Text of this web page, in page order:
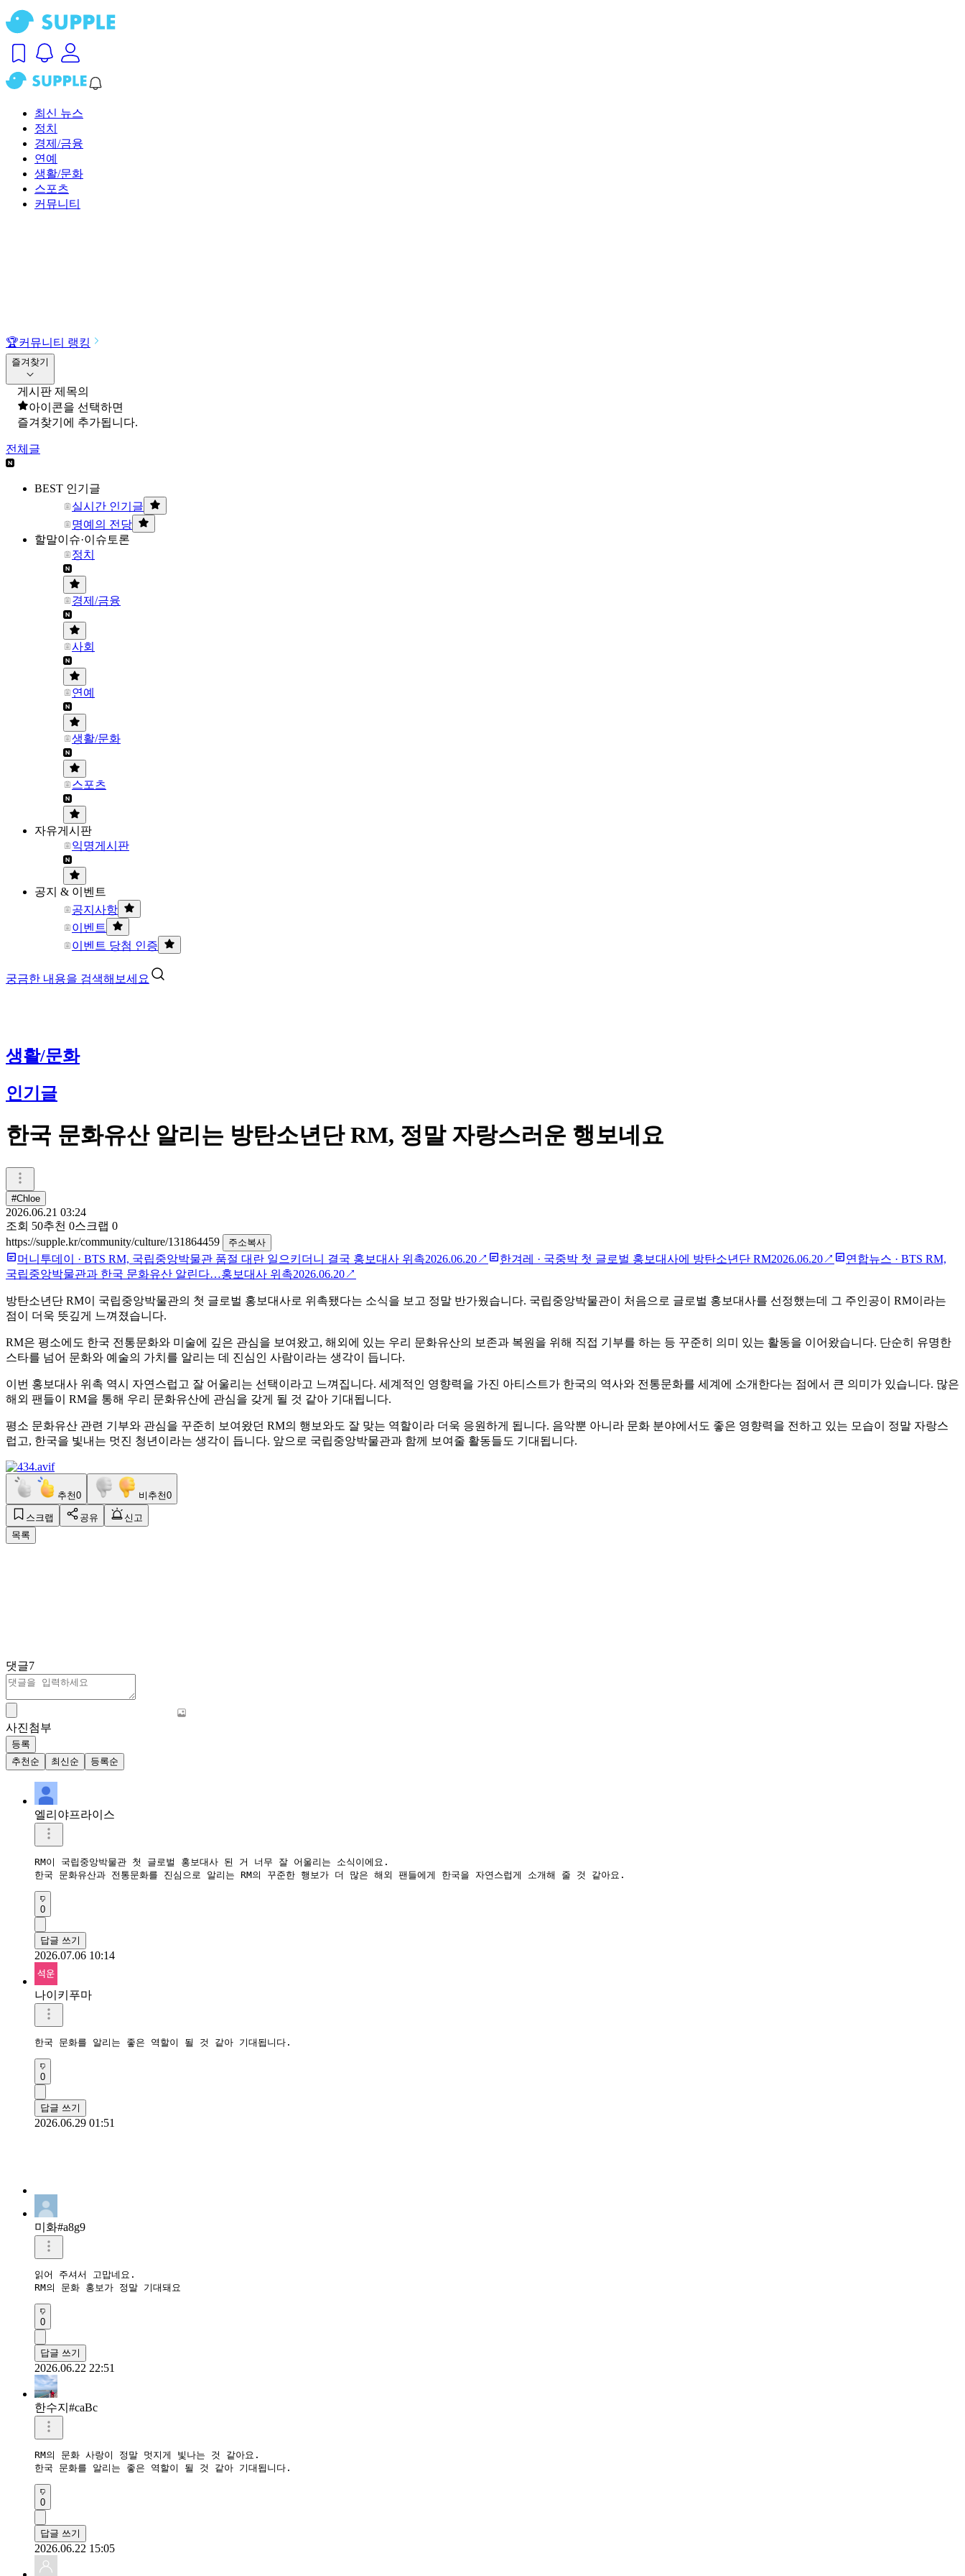
최신 뉴스
정치
경제/금융
연예
생활/문화
스포츠
커뮤니티
🏆커뮤니티 랭킹
즐겨찾기
게시판 제목의
아이콘을 선택하면
즐겨찾기에 추가됩니다.
전체글
BEST 인기글
실시간 인기글
명예의 전당
할말이슈·이슈토론
정치
경제/금융
사회
연예
생활/문화
스포츠
자유게시판
익명게시판
공지 & 이벤트
공지사항
이벤트
이벤트 당첨 인증
궁금한 내용을 검색해보세요
생활/문화
인기글
한국 문화유산 알리는 방탄소년단 RM, 정말 자랑스러운 행보네요
#Chloe
2026.06.21 03:24
조회 50추천 0스크랩 0
https://supple.kr/community/culture/131864459
주소복사
머니투데이 · BTS RM, 국립중앙박물관 품절 대란 일으키더니 결국 홍보대사 위촉2026.06.20↗ 한겨레 · 국중박 첫 글로벌 홍보대사에 방탄소년단 RM2026.06.20↗ 연합뉴스 · BTS RM,
국립중앙박물관과 한국 문화유산 알린다…홍보대사 위촉2026.06.20↗
방탄소년단 RM이 국립중앙박물관의 첫 글로벌 홍보대사로 위촉됐다는 소식을 보고 정말 반가웠습니다. 국립중앙박물관이 처음으로 글로벌 홍보대사를 선정했는데 그 주인공이 RM이라는
점이 더욱 뜻깊게 느껴졌습니다.
RM은 평소에도 한국 전통문화와 미술에 깊은 관심을 보여왔고, 해외에 있는 우리 문화유산의 보존과 복원을 위해 직접 기부를 하는 등 꾸준히 의미 있는 활동을 이어왔습니다. 단순히 유명한
스타를 넘어 문화와 예술의 가치를 알리는 데 진심인 사람이라는 생각이 듭니다.
이번 홍보대사 위촉 역시 자연스럽고 잘 어울리는 선택이라고 느껴집니다. 세계적인 영향력을 가진 아티스트가 한국의 역사와 전통문화를 세계에 소개한다는 점에서 큰 의미가 있습니다. 많은
해외 팬들이 RM을 통해 우리 문화유산에 관심을 갖게 될 것 같아 기대됩니다.
평소 문화유산 관련 기부와 관심을 꾸준히 보여왔던 RM의 행보와도 잘 맞는 역할이라 더욱 응원하게 됩니다. 음악뿐 아니라 문화 분야에서도 좋은 영향력을 전하고 있는 모습이 정말 자랑스
럽고, 한국을 빛내는 멋진 청년이라는 생각이 듭니다. 앞으로 국립중앙박물관과 함께 보여줄 활동들도 기대됩니다.
추천0 비추천0
스크랩 공유
신고
목록
댓글7
사진첨부
등록
추천순
최신순 등록순
엘리야프라이스
RM이 국립중앙박물관 첫 글로벌 홍보대사 된 거 너무 잘 어울리는 소식이에요.
한국 문화유산과 전통문화를 진심으로 알리는 RM의 꾸준한 행보가 더 많은 해외 팬들에게 한국을 자연스럽게 소개해 줄 것 같아요.
0
답글 쓰기
2026.07.06 10:14
나이키푸마
한국 문화를 알리는 좋은 역할이 될 것 같아 기대됩니다.
0
답글 쓰기
2026.06.29 01:51
미화#a8g9
읽어 주셔서 고맙네요.
RM의 문화 홍보가 정말 기대돼요
0
답글 쓰기
2026.06.22 22:51
한수지#caBc
RM의 문화 사랑이 정말 멋지게 빛나는 것 같아요.
한국 문화를 알리는 좋은 역할이 될 것 같아 기대됩니다.
0
답글 쓰기
2026.06.22 15:05